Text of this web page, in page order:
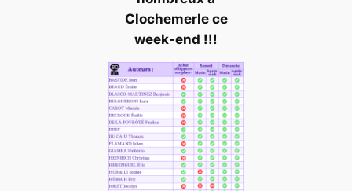
Clochemerle ce
week-end !!!